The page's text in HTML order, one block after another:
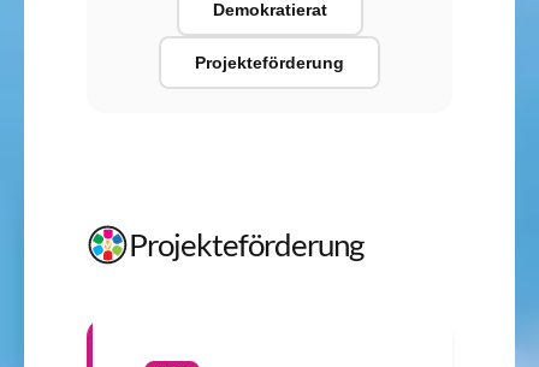
Demokratierat
Projekteförderung
Projekteförderung